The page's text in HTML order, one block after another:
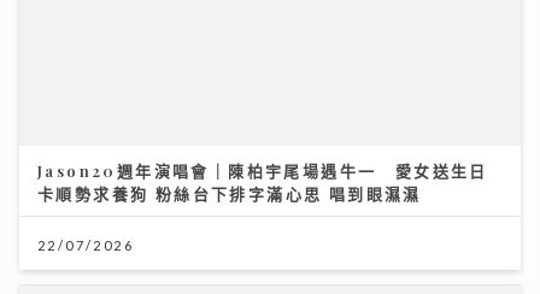
Jason20週年演唱會｜陳柏宇尾場遇牛一 愛女送生日
卡順勢求養狗 粉絲台下排字滿心思 唱到眼濕濕
22/07/2026